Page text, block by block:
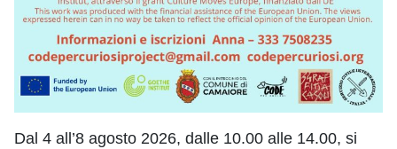
Dal 4 all’8 agosto 2026, dalle 10.00 alle 14.00, si